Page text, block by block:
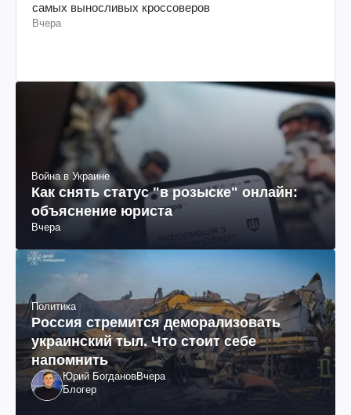
самых выносливых кроссоверов
Вчера
Война в Украине
Как снять статус "в розыске" онлайн:
объяснение юриста
Вчера
Политика
Россия стремится деморализовать
украинский тыл. Что стоит себе
напомнить
Юрий БогдановВчера
Блогер